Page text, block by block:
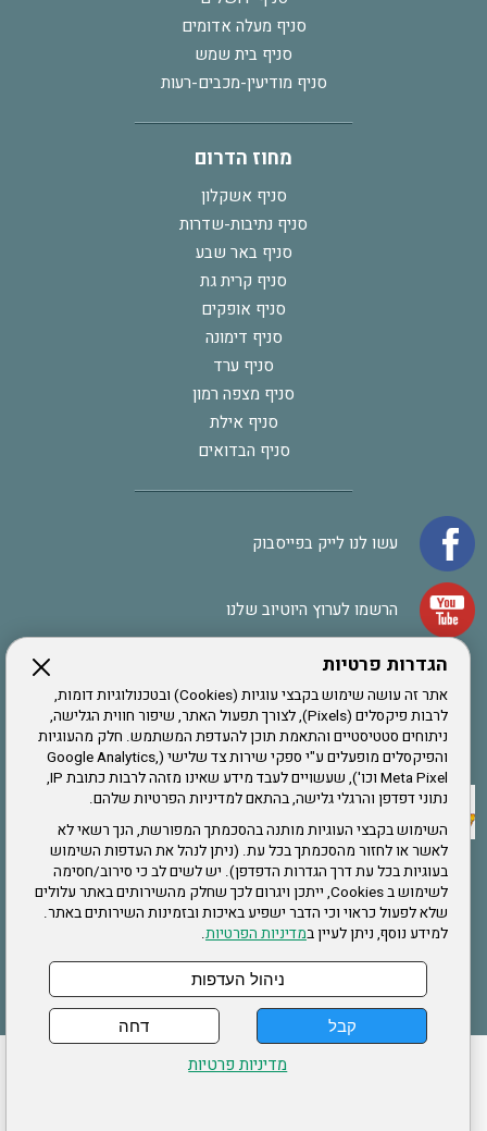
הגדרות פרטיות
אתר זה עושה שימוש בקבצי עוגיות (Cookies) ובטכנולוגיות דומות,
לרבות פיקסלים (Pixels), לצורך תפעול האתר, שיפור חווית הגלישה,
ניתוחים סטטיסטיים והתאמת תוכן להעדפת המשתמש. חלק מהעוגיות
והפיקסלים מופעלים ע"י ספקי שירות צד שלישי (Google Analytics,
Meta Pixel וכו'), שעשויים לעבד מידע שאינו מזהה לרבות כתובת IP,
נתוני דפדפן והרגלי גלישה, בהתאם למדיניות הפרטיות שלהם.
השימוש בקבצי העוגיות מותנה בהסכמתך המפורשת, הנך רשאי לא
לאשר או לחזור מהסכמתך בכל עת. (ניתן לנהל את העדפות השימוש
בעוגיות בכל עת דרך הגדרות הדפדפן). יש לשים לב כי סירוב/חסימה
לשימוש ב Cookies, ייתכן ויגרום לכך שחלק מהשירותים באתר עלולים
שלא לפעול כראוי וכי הדבר ישפיע באיכות ובזמינות השירותים באתר.
למידע נוסף, ניתן לעיין במדיניות הפרטיות.
קבל דחה
ניהול העדפות
מדיניות פרטיות
סניף מעלה אדומים
סניף בית שמש
סניף מודיעין-מכבים-רעות
מחוז הדרום
סניף אשקלון
סניף נתיבות-שדרות
סניף באר שבע
סניף קרית גת
סניף אופקים
סניף דימונה
סניף ערד
סניף מצפה רמון
סניף אילת
סניף הבדואים
עשו לנו לייק בפייסבוק
הרשמו לערוץ היוטיוב שלנו
אתר צה"ל
תקנון האתר
שירותים
תעסוקה
בריאות
הצהרת נגישות לעדכון פרטים אישיים